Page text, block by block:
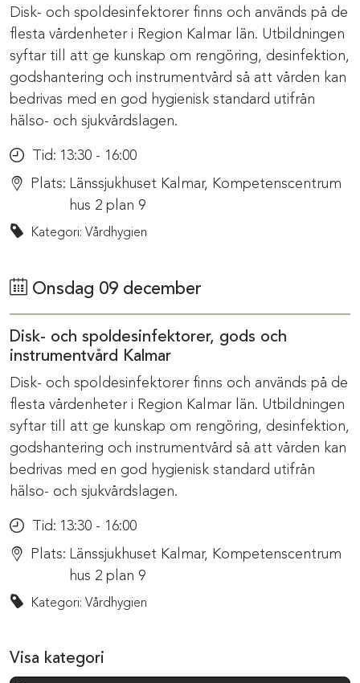
Disk- och spoldesinfektorer finns och används på de
flesta vårdenheter i Region Kalmar län. Utbildningen
syftar till att ge kunskap om rengöring, desinfektion,
godshantering och instrumentvård så att vården kan
bedrivas med en god hygienisk standard utifrån
hälso- och sjukvårdslagen.
Tid: 13:30 - 16:00
Plats: Länssjukhuset Kalmar, Kompetenscentrum
hus 2 plan 9
Kategori: Vårdhygien
Onsdag 09 december
Disk- och spoldesinfektorer, gods och
instrumentvård Kalmar
Disk- och spoldesinfektorer finns och används på de
flesta vårdenheter i Region Kalmar län. Utbildningen
syftar till att ge kunskap om rengöring, desinfektion,
godshantering och instrumentvård så att vården kan
bedrivas med en god hygienisk standard utifrån
hälso- och sjukvårdslagen.
Tid: 13:30 - 16:00
Plats: Länssjukhuset Kalmar, Kompetenscentrum
hus 2 plan 9
Kategori: Vårdhygien
Visa kategori